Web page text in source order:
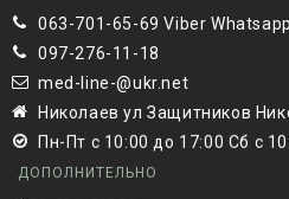
063-701-65-69 Viber Whatsapp
097-276-11-18
med-line-@ukr.net
Николаев ул Защитников
Пн-Пт с 10:00 до 17:00 Сб с
ДОПОЛНИТЕЛЬНО